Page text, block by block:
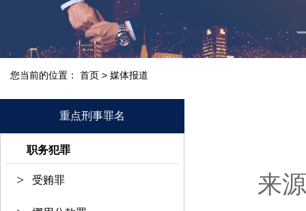
您当前的位置： 首页 > 媒体报道
重点刑事罪名
职务犯罪
受贿罪 来